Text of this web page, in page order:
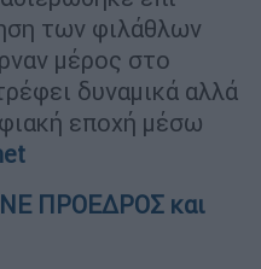
των φιλάθλων
μέρος στο
δυναμικά αλλά
εποχή μέσω
ΠΡΟΕΔΡΟΣ και